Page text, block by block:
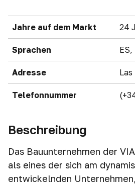
Jahre auf dem Markt 24
Sprachen ES,
Adresse Las
Telefonnummer
Beschreibung
Das Bauunternehmen der
als eines der sich am
entwickelnden